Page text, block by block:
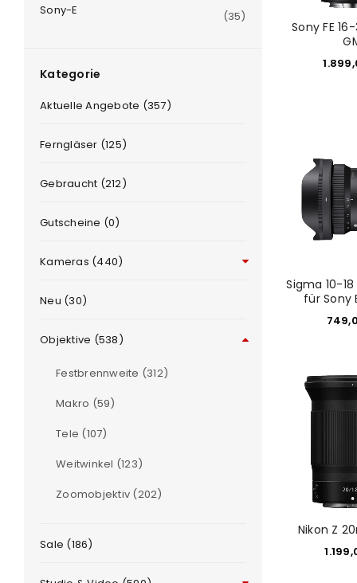
Benutzername oder E-Mail-
Sony-E (35)
Kategorie
Aktuelle Angebote (357)
Ferngläser (125)
Gebraucht (212)
Gutscheine (0)
Kameras (440)
Neu (30)
Objektive (538)
Festbrennweite (312)
Makro (59)
Tele (107)
Weitwinkel (123)
Zoomobjektiv (202)
Sale (186)
Sony FE
Sigma 10-
für Sony
Nikon Z